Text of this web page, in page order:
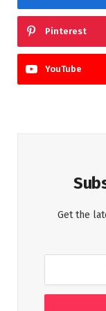
Pinterest
YouTube
Get the